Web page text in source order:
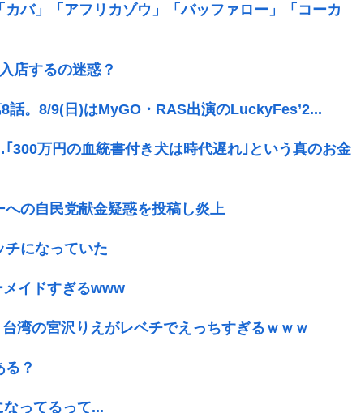
バ」「アフリカゾウ」「バッファロー」「コーカ
店するの迷惑？
話。8/9(日)はMyGO・RAS出演のLuckyFes’2...
300万円の血統書付き犬は時代遅れ｣という真のお金
の自民党献金疑惑を投稿し炎上
チになっていた
イドすぎるwww
湾の宮沢りえがレベチでえっちすぎるｗｗｗ
？
ってるって...